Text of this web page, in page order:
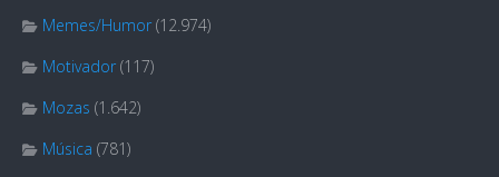
Memes/Humor (12.974)
Motivador (117)
Mozas (1.642)
Música (781)